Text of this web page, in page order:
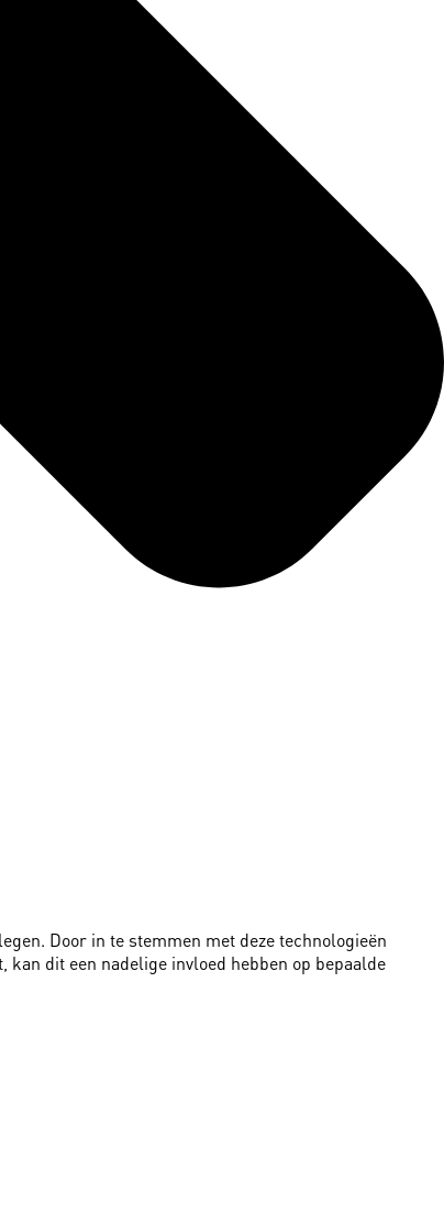
Door in te stemmen met deze technologieën
dit een nadelige invloed hebben op bepaalde